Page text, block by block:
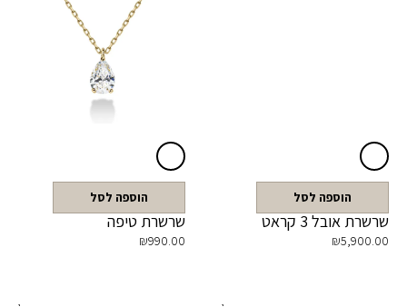
הוספה לסל
שרשרת אובל 3 קראט
₪5,900.00
הוספה לסל
שרשרת טיפה
₪990.00